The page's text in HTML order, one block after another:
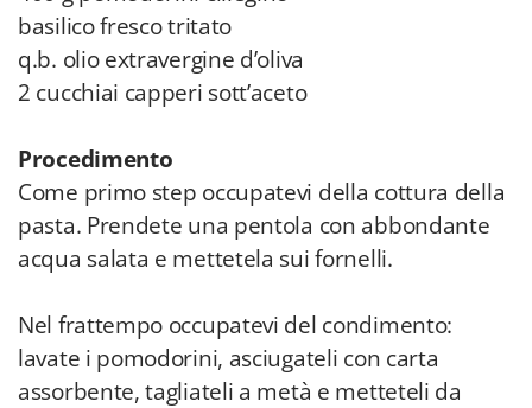
basilico fresco tritato
q.b. olio extravergine d’oliva
2 cucchiai capperi sott’aceto
Procedimento
Come primo step occupatevi della cottura della
pasta. Prendete una pentola con abbondante
acqua salata e mettetela sui fornelli.
Nel frattempo occupatevi del condimento:
lavate i pomodorini, asciugateli con carta
assorbente, tagliateli a metà e metteteli da